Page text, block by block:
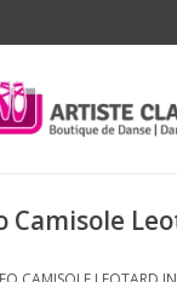
Camisole